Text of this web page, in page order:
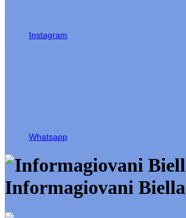
Instagram
Whatsapp
Informagiovani Biella